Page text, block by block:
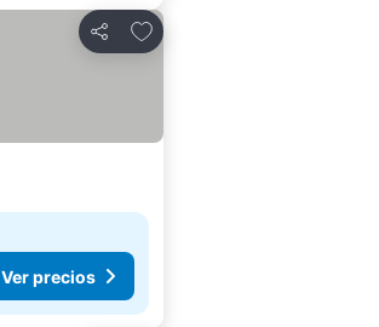
Compartir
Añadir a favoritos
Ver precios